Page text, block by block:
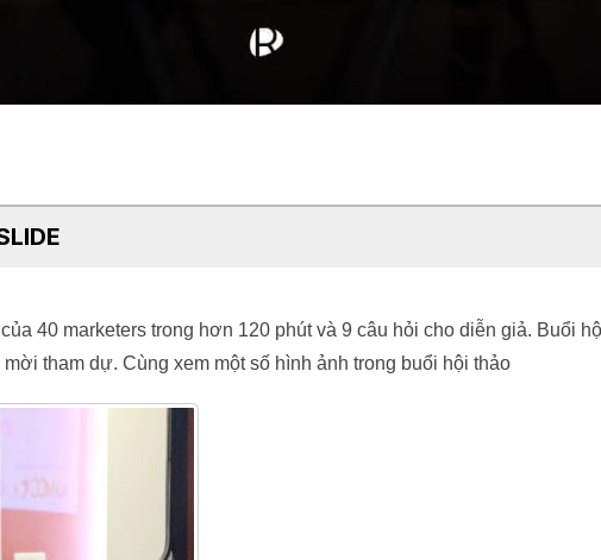
40 marketers trong hơn 120 phút và 9 câu hỏi cho diễn giả. Buổi
tham dự. Cùng xem một số hình ảnh trong buổi hội thảo